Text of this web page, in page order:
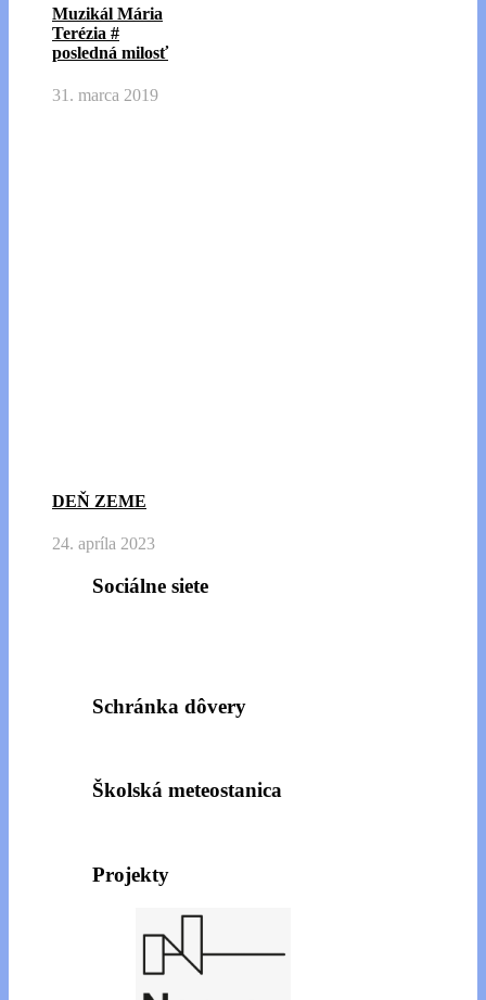
Muzikál Mária
Terézia #
posledná milosť
31. marca 2019
DEŇ ZEME
24. apríla 2023
Sociálne siete
Schránka dôvery
Školská meteostanica
Projekty